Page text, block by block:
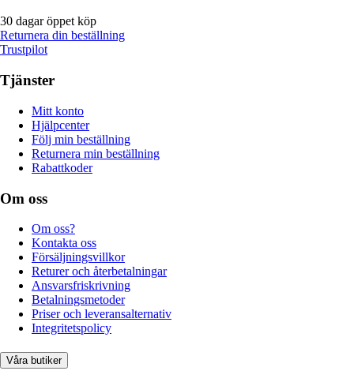
30 dagar öppet köp
Returnera din beställning
Trustpilot
Tjänster
Mitt konto
Hjälpcenter
Följ min beställning
Returnera min beställning
Rabattkoder
Om oss
Om oss?
Kontakta oss
Försäljningsvillkor
Returer och återbetalningar
Ansvarsfriskrivning
Betalningsmetoder
Priser och leveransalternativ
Integritetspolicy
Våra butiker